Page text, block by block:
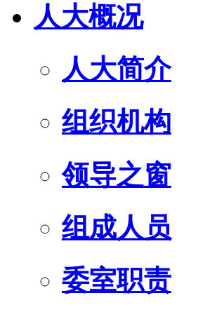
人大概况
人大简介
组织机构
领导之窗
组成人员
委室职责